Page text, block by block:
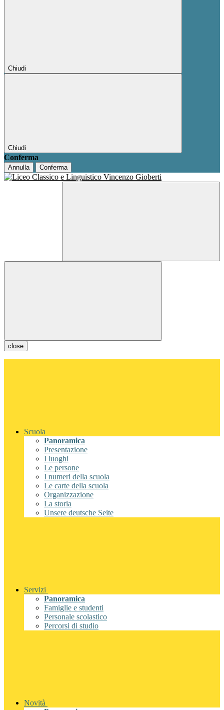
Chiudi
Chiudi
Conferma
Annulla Conferma
close
Scuola
Panoramica
Presentazione
I luoghi
Le persone
I numeri della scuola
Le carte della scuola
Organizzazione
La storia
Unsere deutsche Seite
Servizi
Panoramica
Famiglie e studenti
Personale scolastico
Percorsi di studio
Novità